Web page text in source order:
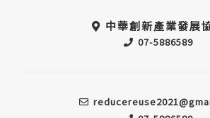
中華創新產業發展
07-5886589